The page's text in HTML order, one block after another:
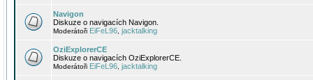
Navigon
Diskuze o navigacích Navigon.
Moderátoři EiFeL96 jacktalking
OziExplorerCE
Diskuze o navigacích OziExplorerCE.
Moderátoři EiFeL96 jacktalking